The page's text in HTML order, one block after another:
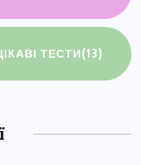
ТЕСТИ(13)